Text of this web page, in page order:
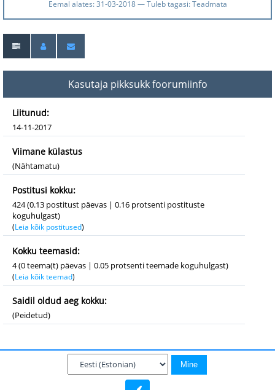
Eemal alates: 31-03-2018 — Tuleb tagasi: Teadmata
Kasutaja pikksukk foorumiinfo
Liitunud:
14-11-2017
Viimane külastus
(Nähtamatu)
Postitusi kokku:
424 (0.13 postitust päevas | 0.16 protsenti postituste
koguhulgast)
(Leia kõik postitused)
Kokku teemasid:
4 (0 teema(t) päevas | 0.05 protsenti teemade koguhulgast)
(Leia kõik teemad)
Saidil oldud aeg kokku:
(Peidetud)